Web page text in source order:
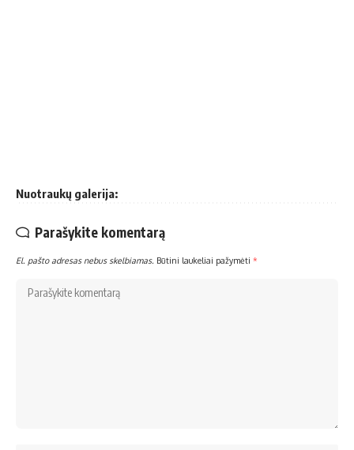
Nuotraukų galerija:
Parašykite komentarą
El. pašto adresas nebus skelbiamas. Būtini laukeliai pažymėti *